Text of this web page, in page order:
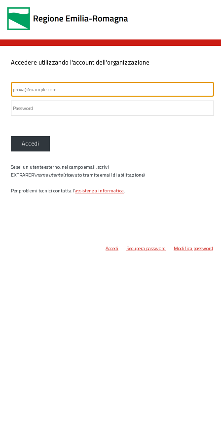
Accedere utilizzando l'account dell'organizzazione
Accedi
Se sei un utente esterno, nel campo email, scrivi
EXTRARER\nome utente(ricevuto tramite email di abilitazione)
Per problemi tecnici contatta l’assistenza informatica.
Accedi Recupera password Modifica password